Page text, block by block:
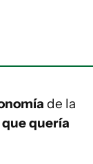
de la
que quería